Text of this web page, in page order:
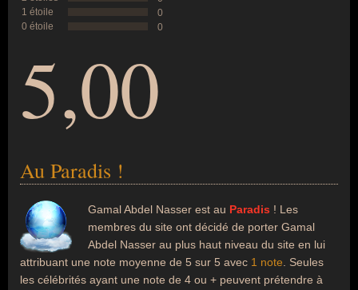
1 étoile
0
0 étoile
0
5,00
Au Paradis !
Gamal Abdel Nasser est au Paradis ! Les
membres du site ont décidé de porter Gamal
Abdel Nasser au plus haut niveau du site en lui
attribuant une note moyenne de 5 sur 5 avec 1 note . Seules
les célébrités ayant une note de 4 ou + peuvent prétendre à